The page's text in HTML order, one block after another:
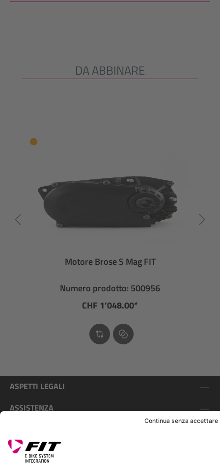
Salta la galleria dei prodotti
DA ABBINARE
Motore Brose S Mag FIT
Numero prodotto: 500956
CHF 1’048.00*
ASPETTI LEGALI
ASSISTENZA